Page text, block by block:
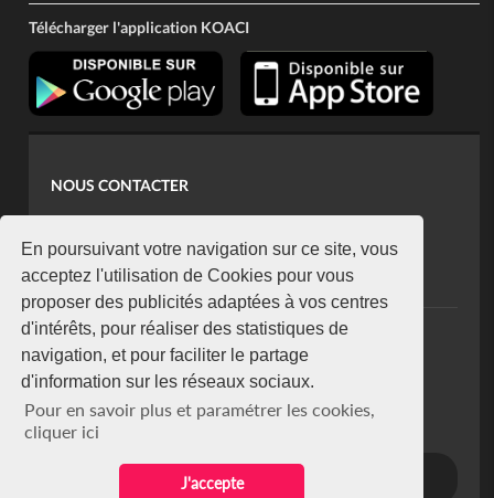
En poursuivant votre navigation sur ce site, vous
acceptez l'utilisation de Cookies pour vous
proposer des publicités adaptées à vos centres
d'intérêts, pour réaliser des statistiques de
navigation, et pour faciliter le partage
d'information sur les réseaux sociaux.
Pour en savoir plus et paramétrer les cookies,
cliquer ici
J'accepte
Télécharger l'application KOACI
NOUS CONTACTER
koaci@yahoo.fr
+225 07 08 85 52 93
NEWSLETTER
Restez connecté via notre newsletter
S'abonner
Se désabonner